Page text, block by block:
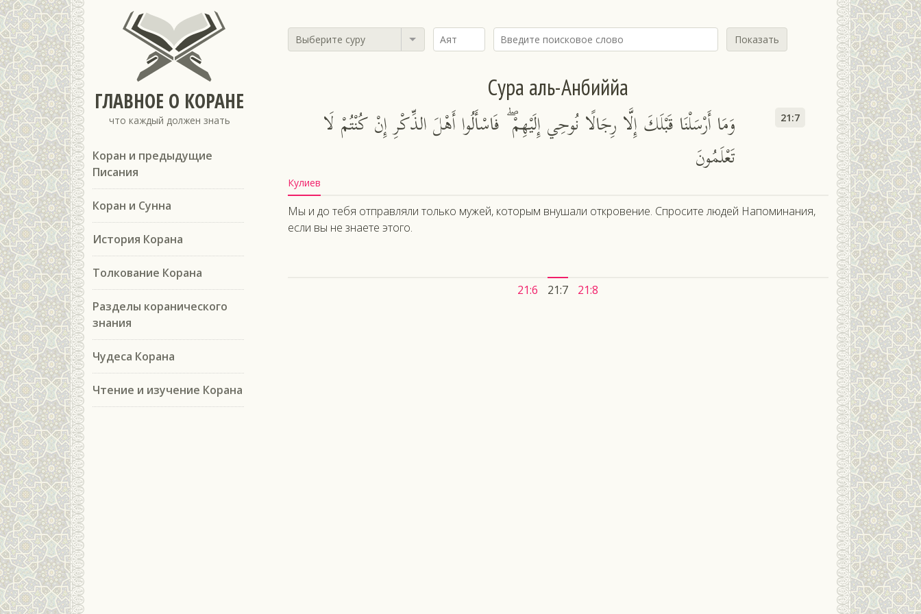
ГЛАВНОЕ О КОРАНЕ
что каждый должен знать
Коран и предыдущие
Писания
Коран и Сунна
История Корана
Толкование Корана
Разделы коранического
знания
Чудеса Корана
Чтение и изучение Корана
Выберите суру Показать
Сура аль-Анбиййа
وَمَا أَرْسَلْنَا قَبْلَكَ إِلَّا رِجَالًا نُوحِي إِلَيْهِمْ ۖ فَاسْأَلُوا أَهْلَ الذِّكْرِ إِنْ كُنْتُمْ لَا
تَعْلَمُونَ
21:7
Кулиев
Мы и до тебя отправляли только мужей, которым внушали откровение. Спросите людей Напоминания,
если вы не знаете этого.
21:6 21:7 21:8